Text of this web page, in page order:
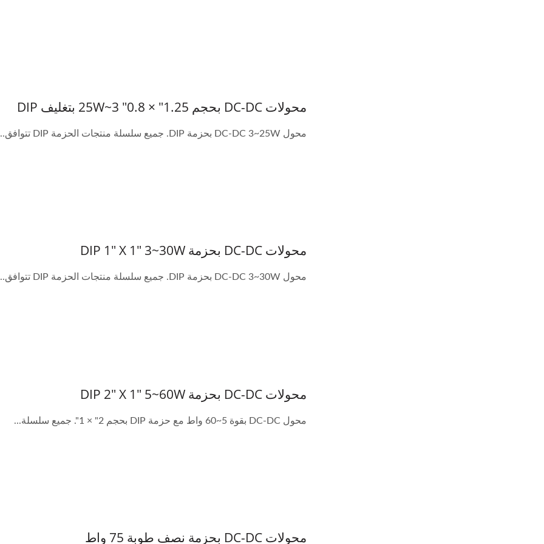
محولات DC-DC بحجم 1.25" × 0.8" 3~25W بتغليف DIP
محول DC-DC 3~25W بحزمة DIP. جميع سلسلة منتجات الحزمة DIP تتوافق...
محولات DC-DC بحزمة DIP 1" X 1" 3~30W
محول DC-DC 3~30W بحزمة DIP. جميع سلسلة منتجات الحزمة DIP تتوافق...
محولات DC-DC بحزمة DIP 2" X 1" 5~60W
محول DC-DC بقوة 5~60 واط مع حزمة DIP بحجم 2" × 1". جميع سلسلة...
محولات DC-DC بحزمة نصف طوبة 75 واط